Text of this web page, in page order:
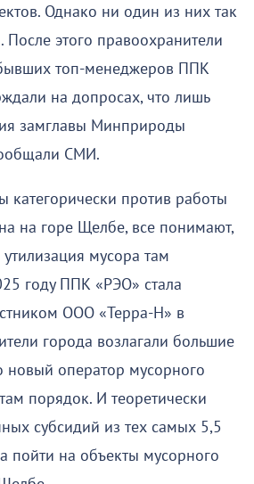
Однако ни один из них так
этого правоохранители
топ-менеджеров ППК
на допросах, что лишь
замглавы Минприроды
СМИ.
категорически против работы
на горе Щелбе, все понимают,
мусора там
году ППК «РЭО» стала
ООО «Терра-Н» в
города возлагали большие
новый оператор мусорного
порядок. И теоретически
субсидий из тех самых 5,5
пойти на объекты мусорного